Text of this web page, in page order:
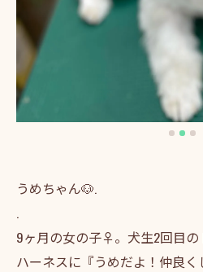
うめちゃん🐶.
.
9ヶ月の女の子♀。犬生2回目
ハーネスに『うめだよ！仲良